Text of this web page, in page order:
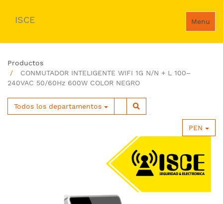
Menu
ISCE
Productos
CONMUTADOR INTELIGENTE WIFI 1G N/N + L 100–
240VAC 50/60Hz 600W COLOR NEGRO
Todos los departamentos
PEN